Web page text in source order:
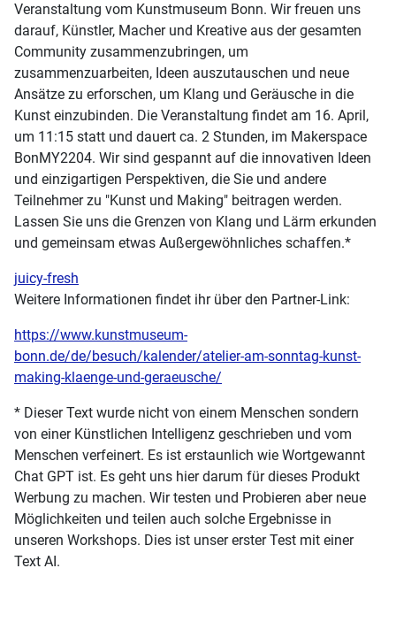
Veranstaltung vom Kunstmuseum Bonn. Wir freuen uns
darauf, Künstler, Macher und Kreative aus der gesamten
Community zusammenzubringen, um
zusammenzuarbeiten, Ideen auszutauschen und neue
Ansätze zu erforschen, um Klang und Geräusche in die
Kunst einzubinden. Die Veranstaltung findet am 16. April,
um 11:15 statt und dauert ca. 2 Stunden, im Makerspace
BonMY2204. Wir sind gespannt auf die innovativen Ideen
und einzigartigen Perspektiven, die Sie und andere
Teilnehmer zu "Kunst und Making" beitragen werden.
Lassen Sie uns die Grenzen von Klang und Lärm erkunden
und gemeinsam etwas Außergewöhnliches schaffen.*
juicy-fresh
Weitere Informationen findet ihr über den Partner-Link:
https://www.kunstmuseum-
bonn.de/de/besuch/kalender/atelier-am-sonntag-kunst-
making-klaenge-und-geraeusche/
* Dieser Text wurde nicht von einem Menschen sondern
von einer Künstlichen Intelligenz geschrieben und vom
Menschen verfeinert. Es ist erstaunlich wie Wortgewannt
Chat GPT ist. Es geht uns hier darum für dieses Produkt
Werbung zu machen. Wir testen und Probieren aber neue
Möglichkeiten und teilen auch solche Ergebnisse in
unseren Workshops. Dies ist unser erster Test mit einer
Text AI.